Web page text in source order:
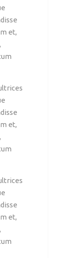
et,
et,
et,